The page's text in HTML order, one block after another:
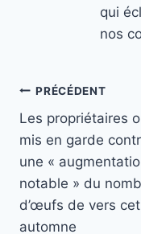
qui
nos
Navigation
de
l’article
PRÉCÉDENT
Les propriétaires
mis en garde
une «
notable » du
d’œufs de vers cet
automne